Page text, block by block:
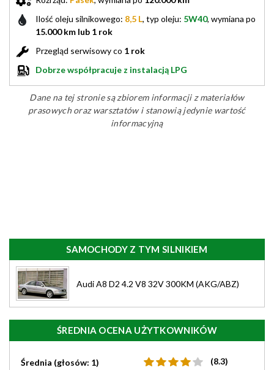
Ilość oleju silnikowego: 8,5 L, typ oleju: 5W40, wymiana po
15.000 km lub 1 rok
Przegląd serwisowy co 1 rok
Dobrze współpracuje z instalacją LPG
Dane na tej stronie są zbiorem informacji z materiałów
prasowych oraz warsztatów i stanowią jedynie wartość
informacyjną
SAMOCHODY Z TYM SILNIKIEM
Audi A8 D2 4.2 V8 32V 300KM (AKG/ABZ)
ŚREDNIA OCENA UŻYTKOWNIKÓW
Średnia (głosów: 1) (8.3)